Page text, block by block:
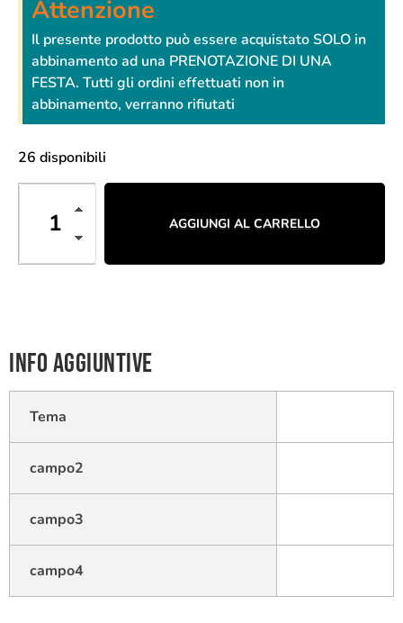
Attenzione
Il presente prodotto può essere acquistato SOLO in
abbinamento ad una PRENOTAZIONE DI UNA
FESTA. Tutti gli ordini effettuati non in
abbinamento, verranno rifiutati
26 disponibili
AGGIUNGI AL CARRELLO
Info aggiuntive
Tema
campo2
campo3
campo4